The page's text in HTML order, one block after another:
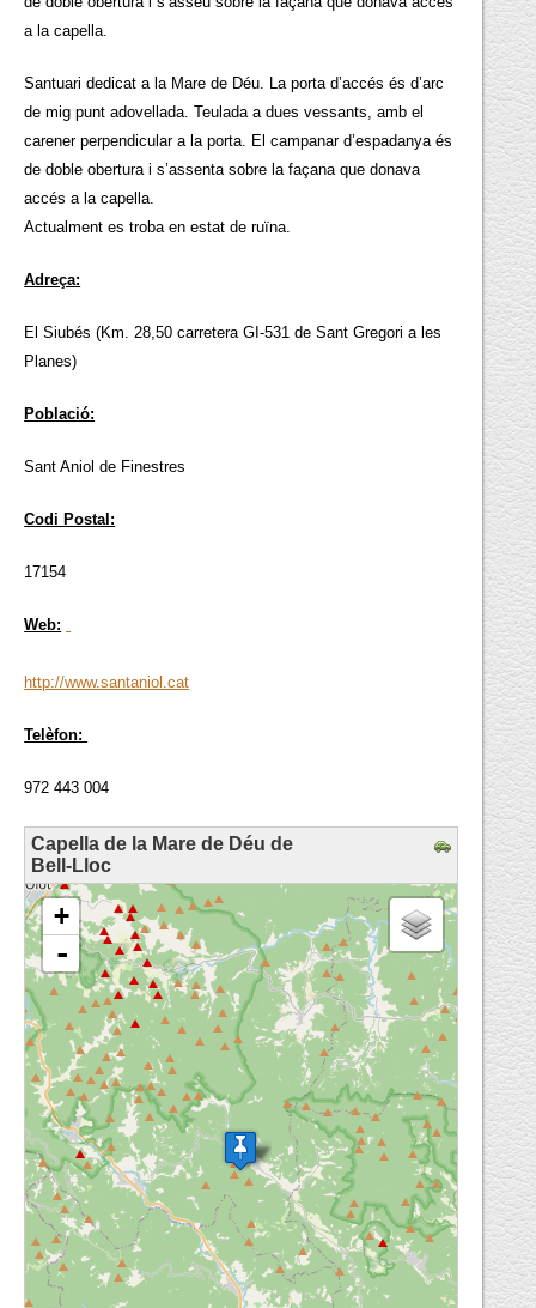
a la capella.
Santuari dedicat a la Mare de Déu. La porta d’accés és d’arc
de mig punt adovellada. Teulada a dues vessants, amb el
carener perpendicular a la porta. El campanar d’espadanya és
de doble obertura i s’assenta sobre la façana que donava
accés a la capella.
Actualment es troba en estat de ruïna.
Adreça:
El Siubés (Km. 28,50 carretera GI-531 de Sant Gregori a les
Planes)
Població:
Sant Aniol de Finestres
Codi Postal:
17154
Web:
http://www.santaniol.cat
Telèfon:
972 443 004
Capella de la Mare de Déu de
Bell-Lloc
loading map - please wait...
+
-